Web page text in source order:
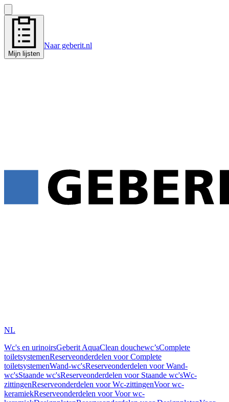
Mijn lijsten
Naar geberit.nl
NL
Wc's en urinoirsGeberit AquaClean douchewc’sComplete
toiletsystemenReserveonderdelen voor Complete
toiletsystemenWand-wc'sReserveonderdelen voor Wand-
wc'sStaande wc'sReserveonderdelen voor Staande wc'sWc-
zittingenReserveonderdelen voor Wc-zittingenVoor wc-
keramiekReserveonderdelen voor Voor wc-